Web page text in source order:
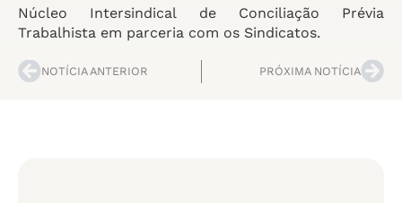
Núcleo Intersindical de Conciliação Prévia
Trabalhista em parceria com os Sindicatos.
NOTÍCIA ANTERIOR PRÓXIMA NOTÍCIA